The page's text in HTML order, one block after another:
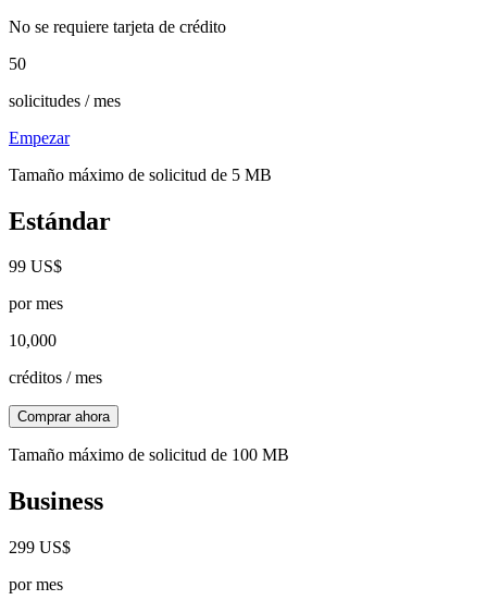
No se requiere tarjeta de crédito
50
solicitudes / mes
Empezar
Tamaño máximo de solicitud de 5 MB
Estándar
99 US$
por mes
10,000
créditos / mes
Comprar ahora
Tamaño máximo de solicitud de 100 MB
Business
299 US$
por mes